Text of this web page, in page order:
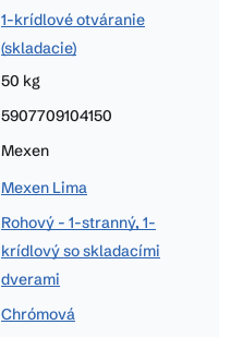
1-krídlové otváranie
(skladacie)
50 kg
5907709104150
Mexen
Mexen Lima
Rohový - 1-stranný, 1-
krídlový so skladacími
dverami
Chrómová